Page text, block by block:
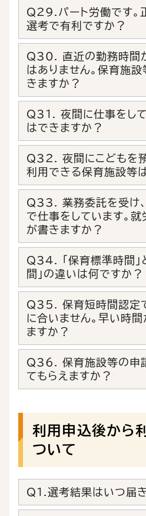
Q29.パート労働です。
選考で有利ですか？
Q30. 直近の勤務時間
はありません。保育施
きますか？
Q31. 夜間に仕事をして
はできますか？
Q32. 夜間にこどもを預
利用できる保育施設等
Q33. 業務委託を受け、
で仕事をしています。
が書きますか？
Q34. 「保育標準時間」
間」の違いは何ですか？
Q35. 保育短時間認定
に合いません。早い時
ますか？
Q36. 保育施設等の申
てもらえますか？
利用申込後から
ついて
Q1.選考結果はいつ届